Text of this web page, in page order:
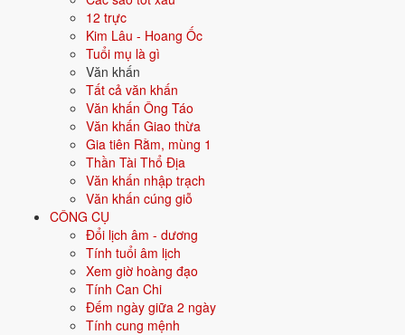
12 trực
Kim Lâu - Hoang Ốc
Tuổi mụ là gì
Văn khấn
Tất cả văn khấn
Văn khấn Ông Táo
Văn khấn Giao thừa
Gia tiên Rằm, mùng 1
Thần Tài Thổ Địa
Văn khấn nhập trạch
Văn khấn cúng giỗ
CÔNG CỤ
Đổi lịch âm - dương
Tính tuổi âm lịch
Xem giờ hoàng đạo
Tính Can Chi
Đếm ngày giữa 2 ngày
Tính cung mệnh
Hướng hợp
Hành tương sinh
Kim (Kim sinh Thủy); Mộc (Thủy sinh
Hành tương khắc
Thổ (Thổ khắc Thủy); Hỏa (Thủy khắc
Hỏa)
Tuổi năm 2026 14 tuổi mụ / 13 tuổi dương - Thiếu niên
Ý nghĩa nạp âm Trường Lưu Thủy
Người sinh năm2013mang nạp âm
Nước chảy mạnh. Đây là một trong các nạp âm thuộc hành
trong vòng 60 hoa giáp.
Tượng trưng cho nước, sự mềm mại, lưu chuyển. Người mệnh Thủy
thông minh, khéo léo, trí tuệ.